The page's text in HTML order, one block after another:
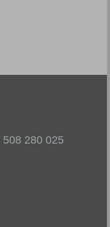
508 280 025